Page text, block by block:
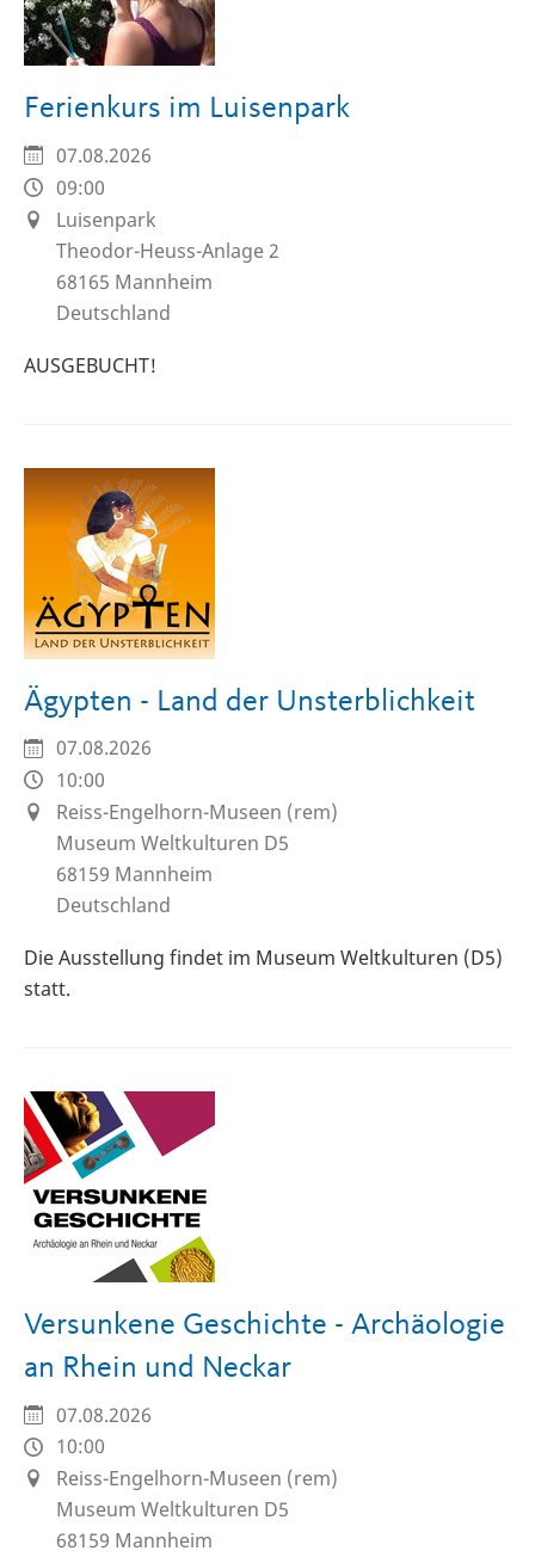
Ferienkurs im Luisenpark
07.08.2026
09:00
Luisenpark
Theodor-Heuss-Anlage 2
68165 Mannheim
Deutschland
AUSGEBUCHT!
Ägypten - Land der Unsterblichkeit
07.08.2026
10:00
Reiss-Engelhorn-Museen (rem)
Museum Weltkulturen D5
68159 Mannheim
Deutschland
Die Ausstellung findet im Museum Weltkulturen (D5)
statt.
Versunkene Geschichte - Archäologie
an Rhein und Neckar
07.08.2026
10:00
Reiss-Engelhorn-Museen (rem)
Museum Weltkulturen D5
68159 Mannheim